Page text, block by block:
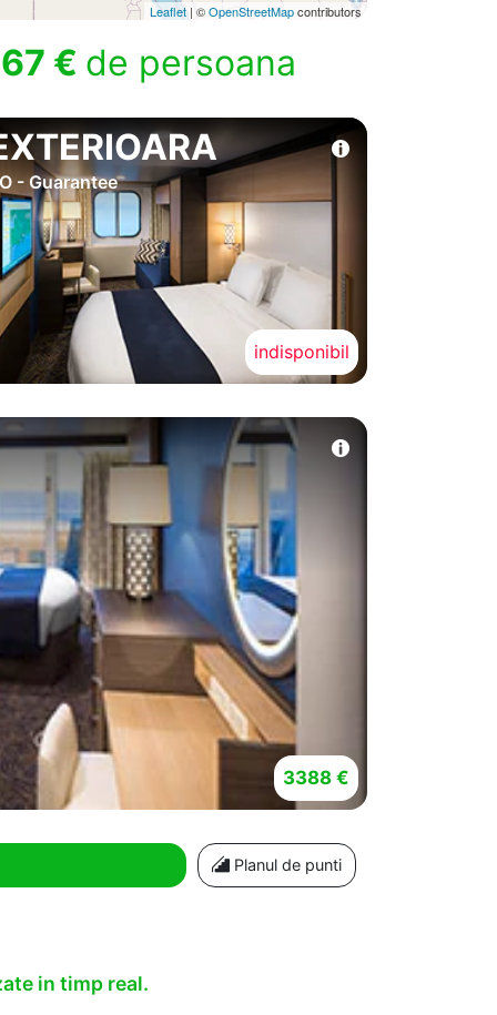
Leaflet | ©OpenStreetMapcontributors
€ de persoana
- Guarantee
indisponibil
3388 €
Planul de punti
in timp real.